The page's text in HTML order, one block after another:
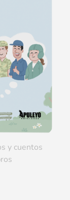
y cuentos